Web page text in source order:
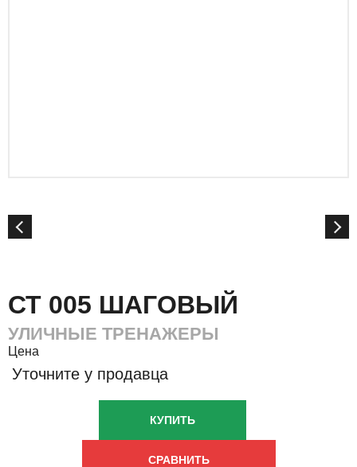
СТ 005 ШАГОВЫЙ
УЛИЧНЫЕ ТРЕНАЖЕРЫ
Цена
Уточните у продавца
КУПИТЬ
СРАВНИТЬ